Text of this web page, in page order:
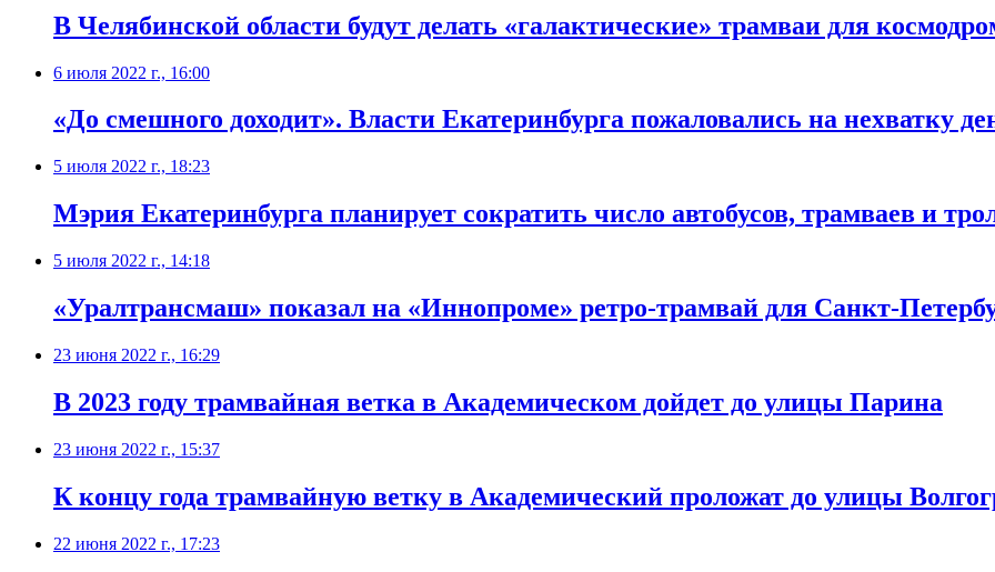
В Челябинской области будут делать «галактические» трамваи для
6 июля 2022 г., 16:00
​«До смешного доходит». Власти Екатеринбурга пожаловались на нехватку
5 июля 2022 г., 18:23
​Мэрия Екатеринбурга планирует сократить число автобусов, трамваев и
5 июля 2022 г., 14:18
«Уралтрансмаш» показал на «Иннопроме» ретро-трамвай для Санкт-
23 июня 2022 г., 16:29
В 2023 году трамвайная ветка в Академическом дойдет до улицы Парина
23 июня 2022 г., 15:37
К концу года трамвайную ветку в Академический проложат до улицы
22 июня 2022 г., 17:23